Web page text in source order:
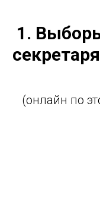
1.
(онлайн по